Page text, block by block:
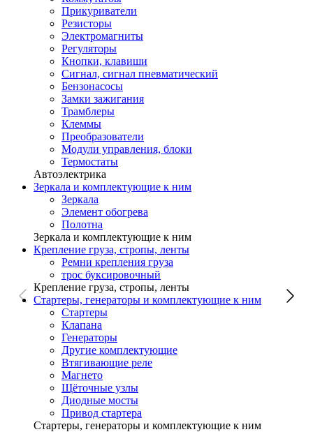
Прикуриватели
Резисторы
Электромагниты
Регуляторы
Кнопки, клавиши
Сигнал, сигнал пневматический
Бензонасосы
Замки зажигания
Трамблеры
Клеммы
Преобразователи
Модули управления, блоки
Термостаты
Автоэлектрика
Зеркала и комплектующие к ним
Зеркала
Элемент обогрева
Полотна
Зеркала и комплектующие к ним
Крепление груза, стропы, ленты
Ремни крепления груза
трос буксировочный
Крепление груза, стропы, ленты
Стартеры, генераторы и комплектующие к ним
Стартеры
Клапана
Генераторы
Другие комплектующие
Втягивающие реле
Магнето
Щёточные узлы
Диодные мосты
Привод стартера
Стартеры, генераторы и комплектующие к ним